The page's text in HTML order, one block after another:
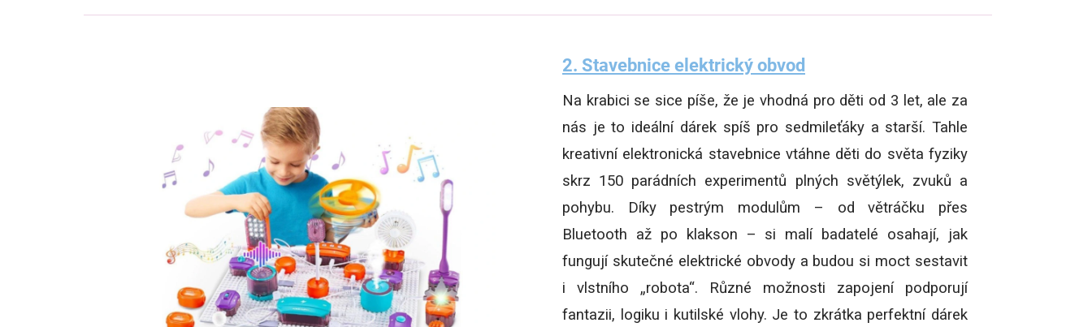
2. Stavebnice elektrický obvod
Na krabici se sice píše, že je vhodná pro děti od 3 let, ale za
nás je to ideální dárek spíš pro sedmileťáky a starší. Tahle
kreativní elektronická stavebnice vtáhne děti do světa fyziky
skrz 150 parádních experimentů plných světýlek, zvuků a
pohybu. Díky pestrým modulům – od větráčku přes
Bluetooth až po klakson – si malí badatelé osahají, jak
fungují skutečné elektrické obvody a budou si moct sestavit
i vlstního „robota“. Různé možnosti zapojení podporují
fantazii, logiku i kutilské vlohy. Je to zkrátka perfektní dárek